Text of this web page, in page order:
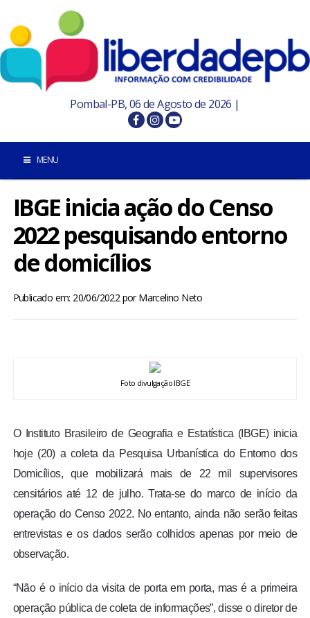
Pombal-PB, 06 de Agosto de 2026 |
MENU
INÍCIO
POMBAL E REGIÃO
BRASIL
ENTRETENIMENTO
ENQUETE
TV LPB
FOTOS
COLUNISTAS
IBGE inicia ação do Censo
2022 pesquisando entorno
de domicílios
Publicado em: 20/06/2022porMarcelino Neto
Foto divulgação IBGE
O Instituto Brasileiro de Geografia e Estatística (IBGE) inicia
hoje (20) a coleta da Pesquisa Urbanística do Entorno dos
Domicílios, que mobilizará mais de 22 mil supervisores
censitários até 12 de julho. Trata-se do marco de início da
operação do Censo 2022. No entanto, ainda não serão feitas
entrevistas e os dados serão colhidos apenas por meio de
observação.
“Não é o início da visita de porta em porta, mas é a primeira
operação pública de coleta de informações”, disse o diretor de